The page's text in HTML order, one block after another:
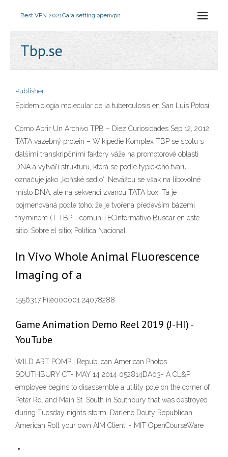
Best VPN 2021Cara setting openvpn
Tbp.se
Publisher
Epidemiología molecular de la tuberculosis en San Luis Potosí
Cómo Abrir Un Archivo TPB – Diez Curiosidades Sep 12, 2012
TATA vazebný protein – Wikipedie Komplex TBP se spolu s
dalšími transkripčními faktory váže na promotorové oblasti
DNA a vytváří strukturu, která se podle typického tvaru
označuje jako „koňské sedlo“. Nevážou se však na libovolné
místo DNA, ale na sekvenci zvanou TATA box. Ta je
pojmenovaná podle toho, že je tvořena především bázemi
thyminem (T TBP - comuniTECinformativo Buscar en este
sitio. Sobre el sitio; Política Nacional
In Vivo Whole Animal Fluorescence
Imaging of a
1556317 File000001 24078288
Game Animation Demo Reel 2019 (J-HI) -
YouTube
WILD ART POMP | Republican American Photos
SOUTHBURY CT- MAY 14 2014 052814DA03- A CL&P
employee begins to disassemble a utility pole on the corner of
Peter Rd. and Main St. South in Southbury that was destroyed
during Tuesday nights storm. Darlene Douty Republican
American Roll your own AIM Client! - MIT OpenCourseWare